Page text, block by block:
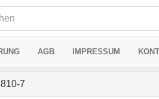
AGB IMPRESSUM
7